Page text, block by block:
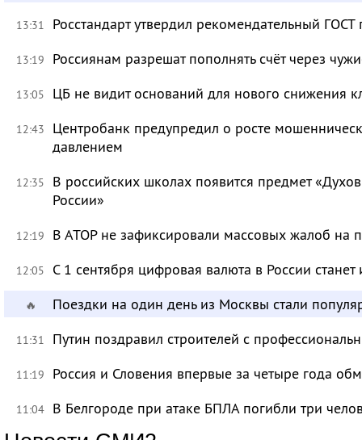
13:31 Росстандарт утвердил рекомендательный
13:19 Россиянам разрешат пополнять счёт через
13:05 ЦБ не видит оснований для нового снижения
12:43
Центробанк предупредил о росте
давлением
12:35
В российских школах появится предмет
России»
12:19 В АТОР не зафиксировали массовых жалоб на
12:05 С 1 сентября цифровая валюта в России
🔥 Поездки на один день из Москвы стали
11:31 Путин поздравил строителей с
11:19 Россия и Словения впервые за четыре года
11:04 В Белгороде при атаке БПЛА погибли три